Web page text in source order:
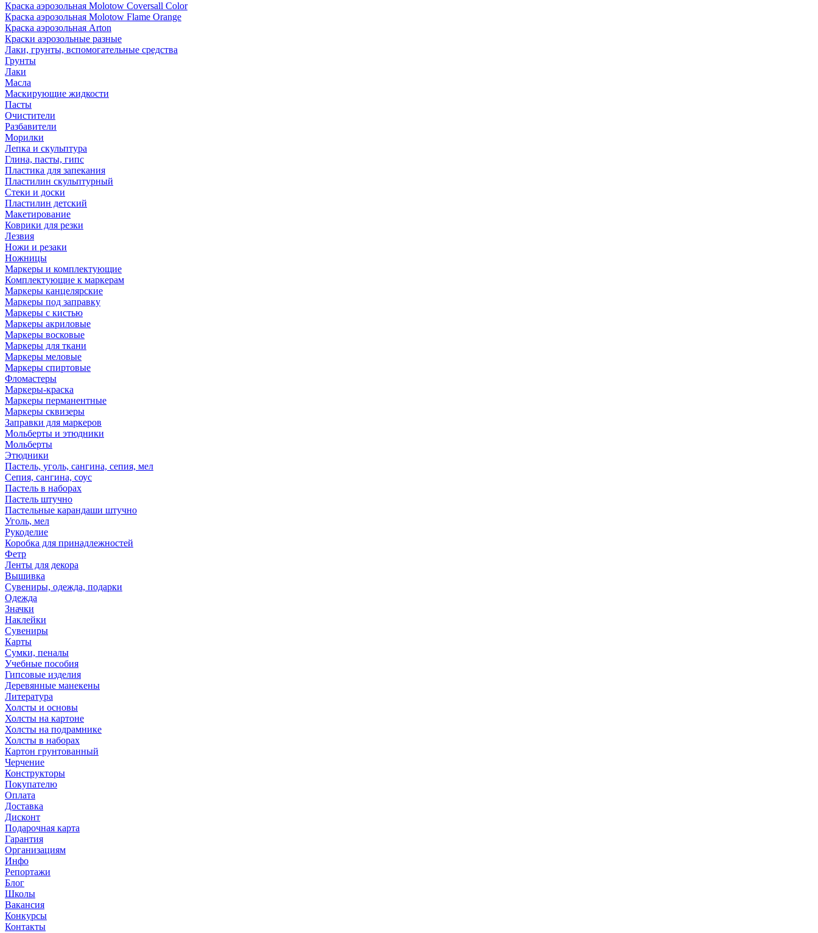
Краска аэрозольная Molotow Coversall Color
Краска аэрозольная Molotow Flame Orange
Краска аэрозольная Arton
Краски аэрозольные разные
Лаки, грунты, вспомогательные средства
Грунты
Лаки
Масла
Маскирующие жидкости
Пасты
Очистители
Разбавители
Морилки
Лепка и скульптура
Глина, пасты, гипс
Пластика для запекания
Пластилин скульптурный
Стеки и доски
Пластилин детский
Макетирование
Коврики для резки
Лезвия
Ножи и резаки
Ножницы
Маркеры и комплектующие
Комплектующие к маркерам
Маркеры канцелярские
Маркеры под заправку
Маркеры с кистью
Маркеры акриловые
Маркеры восковые
Маркеры для ткани
Маркеры меловые
Маркеры спиртовые
Фломастеры
Маркеры-краска
Маркеры перманентные
Маркеры сквизеры
Заправки для маркеров
Мольберты и этюдники
Мольберты
Этюдники
Пастель, уголь, сангина, сепия, мел
Сепия, сангина, соус
Пастель в наборах
Пастель штучно
Пастельные карандаши штучно
Уголь, мел
Рукоделие
Коробка для принадлежностей
Фетр
Ленты для декора
Вышивка
Сувениры, одежда, подарки
Одежда
Значки
Наклейки
Сувениры
Карты
Сумки, пеналы
Учебные пособия
Гипсовые изделия
Деревянные манекены
Литература
Холсты и основы
Холсты на картоне
Холсты на подрамнике
Холсты в наборах
Картон грунтованный
Черчение
Конструкторы
Покупателю
Оплата
Доставка
Дисконт
Подарочная карта
Гарантия
Организациям
Инфо
Репортажи
Блог
Школы
Вакансия
Конкурсы
Контакты